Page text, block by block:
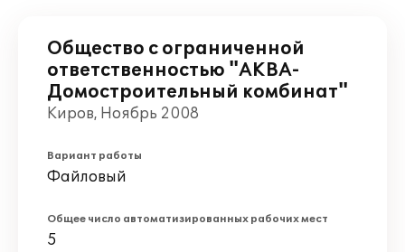
Общество с ограниченной
ответственностью "АКВА-
Домостроительный комбинат"
Киров, Ноябрь 2008
Вариант работы
Файловый
Общее число автоматизированных рабочих мест
5